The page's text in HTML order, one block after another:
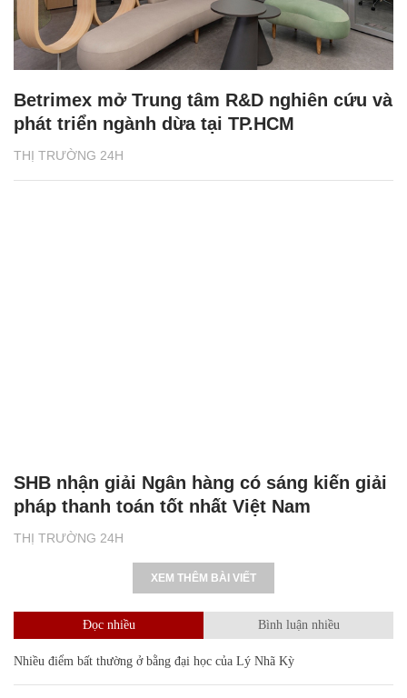
THỊ TRƯỜNG 24H
Betrimex mở Trung tâm R&D nghiên cứu và
phát triển ngành dừa tại TP.HCM
THỊ TRƯỜNG 24H
SHB nhận giải Ngân hàng có sáng kiến giải
pháp thanh toán tốt nhất Việt Nam
XEM THÊM BÀI VIẾT
Đọc nhiều Bình luận nhiều
Nhiều điểm bất thường ở bằng đại học của Lý Nhã Kỳ